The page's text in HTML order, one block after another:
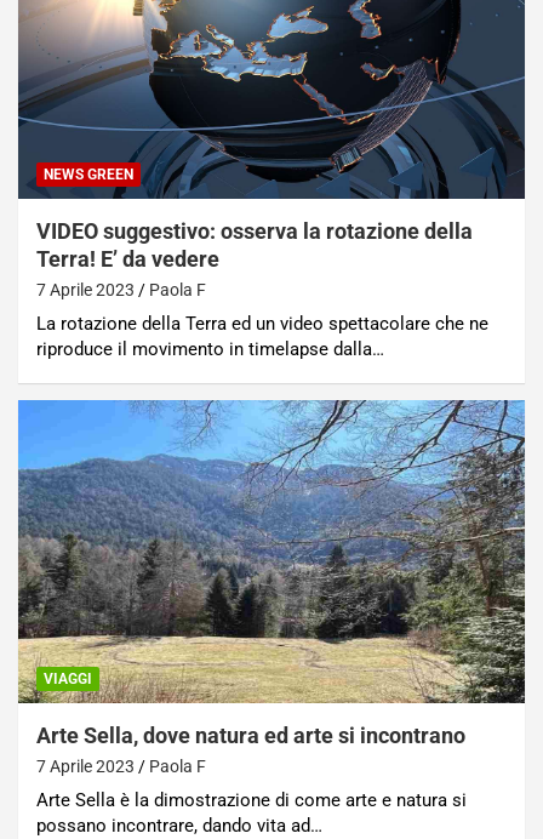
NEWS GREEN
VIDEO suggestivo: osserva la rotazione della
Terra! E’ da vedere
7 Aprile 2023 Paola F
La rotazione della Terra ed un video spettacolare che ne
riproduce il movimento in timelapse dalla…
VIAGGI
Arte Sella, dove natura ed arte si incontrano
7 Aprile 2023 Paola F
Arte Sella è la dimostrazione di come arte e natura si
possano incontrare, dando vita ad…